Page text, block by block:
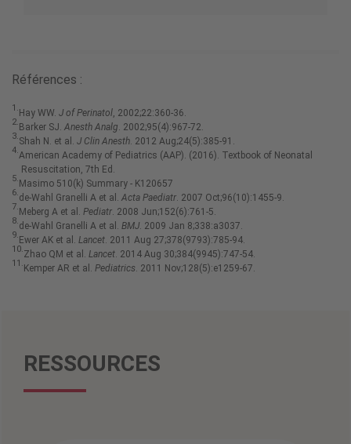
Références :
1. Hay WW. J of Perinatol, 2002;22:360-36.
2. Barker SJ. Anesth Analg. 2002;95(4):967-72.
3.Shah N. et al. J Clin Anesth. 2012 Aug;24(5):385-91.
4.American Academy of Pediatrics (AAP). (2016). Textbook of Neonatal
Resuscitation, 7th Ed.
5. Masimo 510(k) Summary - K120657
6.de-Wahl Granelli A et al. Acta Paediatr. 2007 Oct;96(10):1455-9.
7. Meberg A et al. Pediatr. 2008 Jun;152(6):761-5.
8.de-Wahl Granelli A et al. BMJ. 2009 Jan 8;338:a3037.
9. Ewer AK et al. Lancet. 2011 Aug 27;378(9793):785-94.
10.Zhao QM et al. Lancet. 2014 Aug 30;384(9945):747-54.
11. Kemper AR et al. Pediatrics. 2011 Nov;128(5):e1259-67.
RESSOURCES